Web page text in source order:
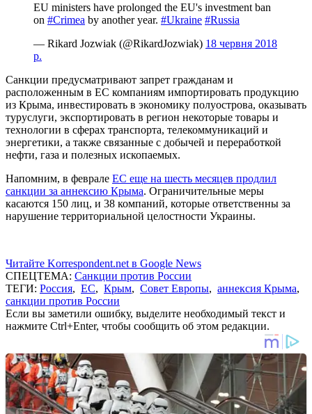
EU ministers have prolonged the EU's investment ban
on #Crimea by another year. #Ukraine #Russia
— Rikard Jozwiak (@RikardJozwiak) 18 червня 2018
р.
Санкции предусматривают запрет гражданам и
расположенным в ЕС компаниям импортировать продукцию
из Крыма, инвестировать в экономику полуострова, оказывать
туруслуги, экспортировать в регион некоторые товары и
технологии в сферах транспорта, телекоммуникаций и
энергетики, а также связанные с добычей и переработкой
нефти, газа и полезных ископаемых.
Напомним, в феврале ЕС еще на шесть месяцев продлил
санкции за аннексию Крыма. Ограничительные меры
касаются 150 лиц, и 38 компаний, которые ответственны за
нарушение территориальной целостности Украины.
Читайте Korrespondent.net в Google News
СПЕЦТЕМА: Санкции против России
ТЕГИ: Россия, ЕС, Крым, Совет Европы, аннексия Крыма,
санкции против России
Если вы заметили ошибку, выделите необходимый текст и
нажмите Ctrl+Enter, чтобы сообщить об этом редакции.